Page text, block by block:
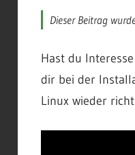
Dieser Beitrag
Hast du
dir bei der
Linux wieder